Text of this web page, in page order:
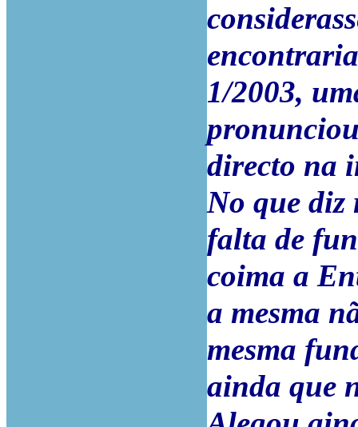
1/2003,
directo na
No que diz
falta de
coima a
a mesma
mesma
ainda que